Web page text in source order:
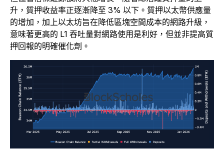
升，質押收益率正逐漸降至 3% 以下。質押以太幣供應量
的增加，加上以太坊旨在降低區塊空間成本的網路升級，
意味著更高的 L1 吞吐量對網路使用是利好，但並非提高質
押回報的明確催化劑。